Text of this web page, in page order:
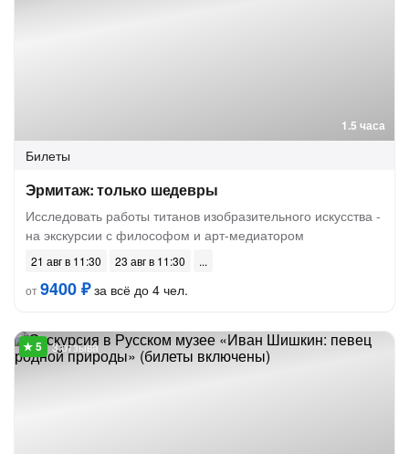
1.5 часа
Билеты
Эрмитаж: только шедевры
Исследовать работы титанов изобразительного искусства -
на экскурсии с философом и арт-медиатором
21 авг в 11:30
23 авг в 11:30
от9400 ₽за всё до 4 чел.
3 отзыва